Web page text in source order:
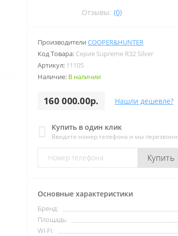
Отзывы: (0)
Производители COOPER&HUNTER
Код Товара: Серия Supreme R32 Silver
Артикул: 11105
Наличие: В наличии
160 000.00р. Нашли дешевле?
Купить в один клик
Введите номер телефона и мы
Купить
Основные характеристики
Бренд:
Площадь:
Wi-Fi: